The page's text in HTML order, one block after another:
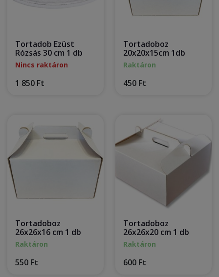
Tortadob Ezüst
Rózsás 30 cm 1 db
Nincs raktáron
1 850 Ft
Tortadoboz
20x20x15cm 1db
Raktáron
450 Ft
Tortadoboz
26x26x16 cm 1 db
Raktáron
550 Ft
Tortadoboz
26x26x20 cm 1 db
Raktáron
600 Ft